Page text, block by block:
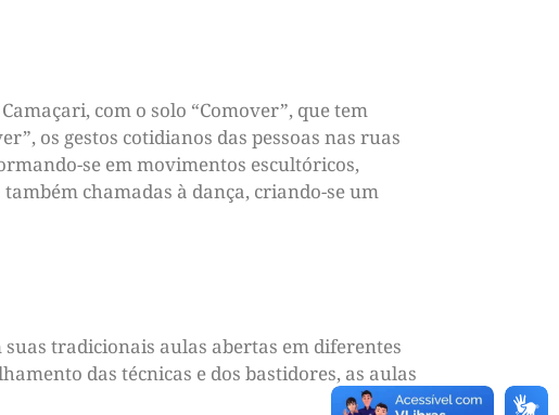
com o solo “Comover”, que tem
os gestos cotidianos das pessoas nas ruas
se em movimentos escultóricos,
chamadas à dança, criando-se um
tradicionais aulas abertas em diferentes
das técnicas e dos bastidores, as aulas